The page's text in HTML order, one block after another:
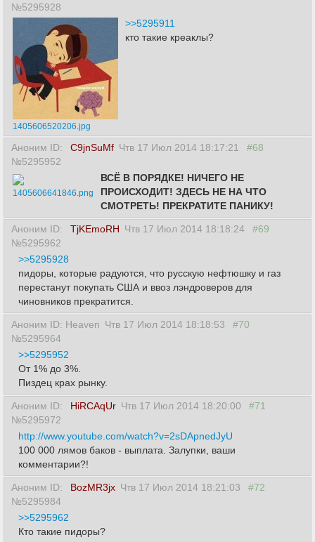
№5295928
1405606520206.jpg
>>5295911
кто такие креаклы?
Аноним ID: C9jnSuMf Чтв 17 Июл 2014 18:17:21
#68
№5295952
1405606641846.png
ВСЁ В ПОРЯДКЕ! НИЧЕГО НЕ
ПРОИСХОДИТ! ЗДЕСЬ НЕ НА ЧТО
СМОТРЕТЬ! ПРЕКРАТИТЕ ПАНИКУ!
Аноним ID: TjKEmoRH Чтв 17 Июл 2014 18:18:24
#69
№5295962
>>5295928
пидоры, которые радуются, что русскую нефтюшку и газ
перестанут покупать США и ввоз лэндроверов для
чиновников прекратится.
Аноним ID: Heaven Чтв 17 Июл 2014 18:18:53
#70
№5295964
>>5295952
От 1% до 3%.
Пиздец крах рынку.
Аноним ID: HiRCAqUr Чтв 17 Июл 2014 18:20:00
#71
№5295972
http://www.youtube.com/watch?v=2sDApnedJyU
100 000 лямов баков - выплата. Залупки, ваши
комментарии?!
Аноним ID: BozMR3jx Чтв 17 Июл 2014 18:21:03
#72
№5295984
>>5295962
Кто такие пидоры?